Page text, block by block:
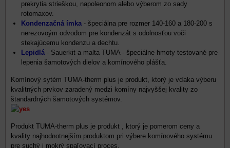
prekrytia strieškou, napoleonom alebo výberom zo sady
rotomaxov.
Kondenzačná ímka - špeciálna pre rozmer 140-160 a 180-200 s
nerezovoým odvodom pre kondenzát s odolnosťou voči
stekajúcemu kondenzu a dechtu.
Lepidlá - Sauerkit a malta TUMA - špeciálne hmoty testované pre
lepenia šamotových dielov a komínového plášťa.
Komínový sytém TUMA-therm plus je produkt, ktorý je vďaka výberu
kvalitných prvkov zaradený medzi komíny najvyššej kvality zo
štandardných šamotových systémov.
Produkt TUMA-therm plus je produkt , ktorý je pomerom ceny a
kvality najhodnotnejším produktom pri výbere komínového systému
pre suchý i mokrý spaľovací proces.